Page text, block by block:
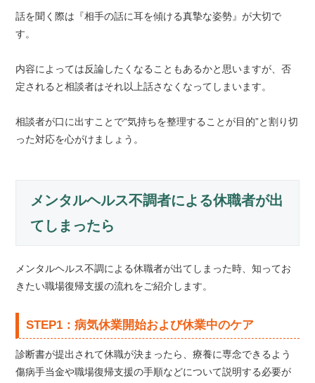
話を聞く際は『相手の話に耳を傾ける真摯な姿勢』が大切で
す。
内容によっては反論したくなることもあるかと思いますが、否
定されると相談者はそれ以上話さなくなってしまいます。
相談者が口に出すことで“気持ちを整理することが目的”と割り切
った対応を心がけましょう。
メンタルヘルス不調者による休職者が出
てしまったら
メンタルヘルス不調による休職者が出てしまった時、知ってお
きたい職場復帰支援の流れをご紹介します。
STEP1：病気休業開始および休業中のケア
診断書が提出されて休職が決まったら、療養に専念できるよう
傷病手当金や職場復帰支援の手順などについて説明する必要が